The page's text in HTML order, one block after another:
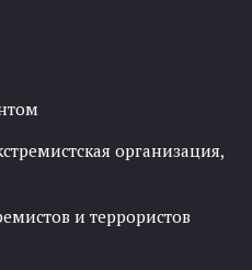
организация,
и террористов